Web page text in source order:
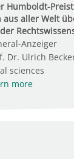
Humboldt-
aus aller Welt
Anzeiger
Dr. Ulrich
sciences
more